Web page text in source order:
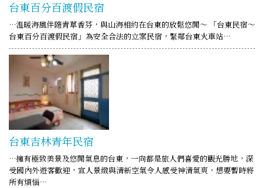
台東百分百渡假民宿
…溫暖海風伴隨青草香芬，與山海相約在台東的放鬆悠閒～ 「台東民宿～
台東百分百渡假民宿」為安全合法的立案民宿，緊鄰台東火車站…
台東吉林青年民宿
…擁有極致美景及悠閒氣息的台東，一向都是旅人們喜愛的觀光勝地，深
受國內外遊客歡迎，宜人景緻與清新空氣令人感受神清氣爽，想要暫時將
所有煩惱…